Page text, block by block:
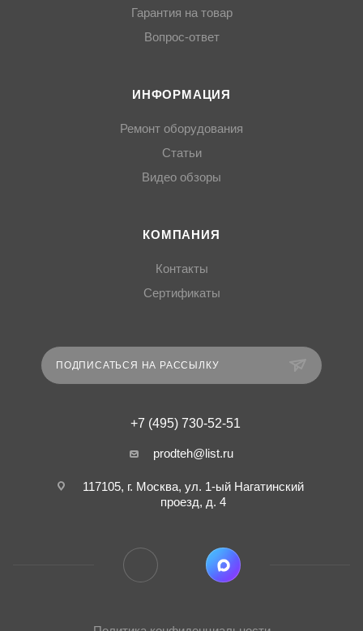
Гарантия на товар
Вопрос-ответ
ИНФОРМАЦИЯ
Ремонт оборудования
Статьи
Видео обзоры
КОМПАНИЯ
Контакты
Сертификаты
ПОДПИСАТЬСЯ НА РАССЫЛКУ
+7 (495) 730-52-51
prodteh@list.ru
117105, г. Москва, ул. 1-ый Нагатинский
проезд, д. 4